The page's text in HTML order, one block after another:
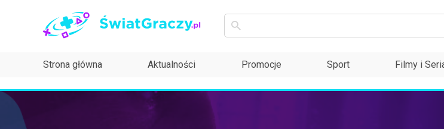
Strona główna Aktualności Promocje Sport Filmy i